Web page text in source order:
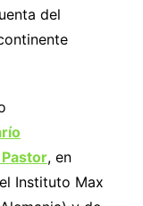
del
, en
Instituto Max